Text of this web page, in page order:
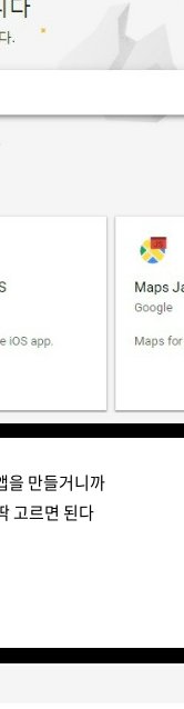
을 만들거니까
고르면 된다